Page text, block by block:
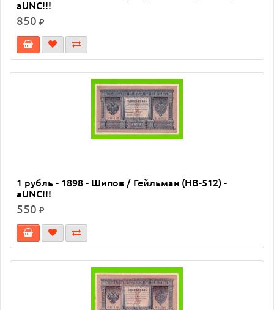
aUNC!!!
850 ₽
1 рубль - 1898 - Шипов / Гейльман (НВ-512) -
aUNC!!!
550 ₽